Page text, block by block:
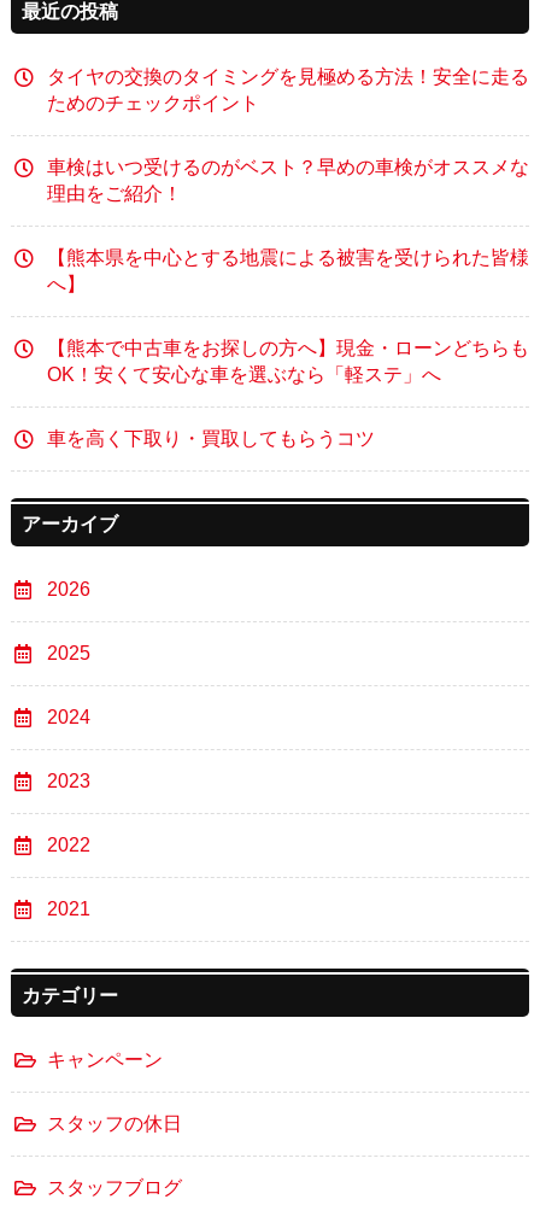
最近の投稿
タイヤの交換のタイミングを見極める方法！安全に走る
ためのチェックポイント
車検はいつ受けるのがベスト？早めの車検がオススメな
理由をご紹介！
【熊本県を中心とする地震による被害を受けられた皆様
へ】
【熊本で中古車をお探しの方へ】現金・ローンどちらも
OK！安くて安心な車を選ぶなら「軽ステ」へ
車を高く下取り・買取してもらうコツ
アーカイブ
2026
2025
2024
2023
2022
2021
カテゴリー
キャンペーン
スタッフの休日
スタッフブログ